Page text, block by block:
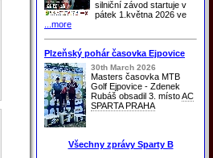
silniční závod startuje v
pátek 1.května 2026 ve
...more
Plzeňský pohár časovka Ejpovice
30th March 2026
Masters časovka MTB
Golf Ejpovice - Zdenek
Rubáš obsadil 3. místoAC
SPARTA PRAHA
Všechny zprávy Sparty B